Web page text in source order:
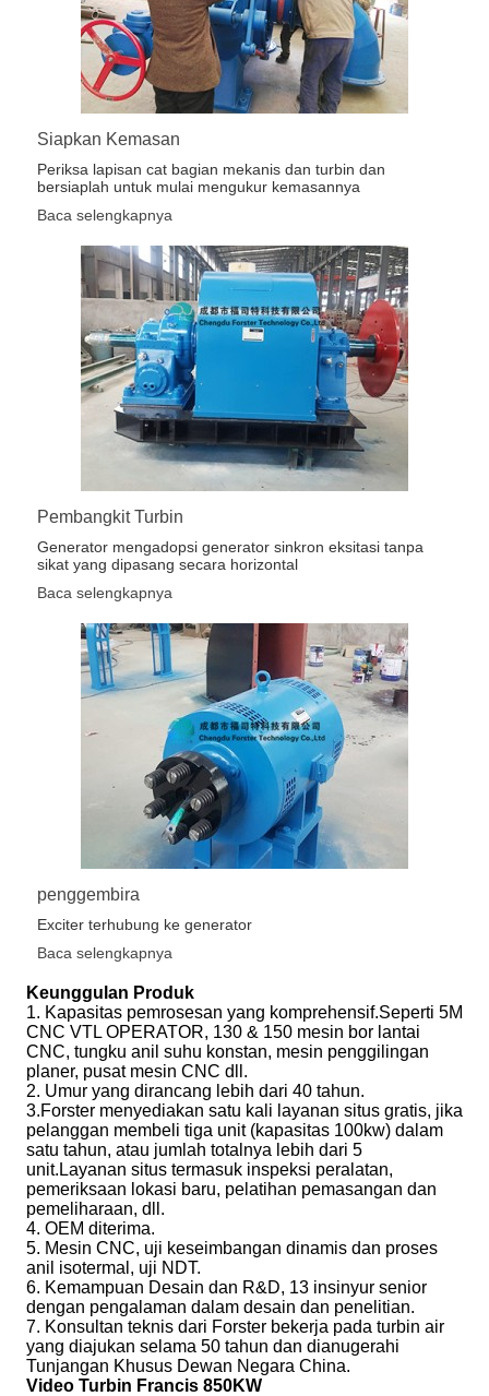
Siapkan Kemasan
Periksa lapisan cat bagian mekanis dan turbin dan
bersiaplah untuk mulai mengukur kemasannya
Baca selengkapnya
Pembangkit Turbin
Generator mengadopsi generator sinkron eksitasi tanpa
sikat yang dipasang secara horizontal
Baca selengkapnya
penggembira
Exciter terhubung ke generator
Baca selengkapnya
Keunggulan Produk
1. Kapasitas pemrosesan yang komprehensif.Seperti 5M
CNC VTL OPERATOR, 130 & 150 mesin bor lantai
CNC, tungku anil suhu konstan, mesin penggilingan
planer, pusat mesin CNC dll.
2. Umur yang dirancang lebih dari 40 tahun.
3.Forster menyediakan satu kali layanan situs gratis, jika
pelanggan membeli tiga unit (kapasitas 100kw) dalam
satu tahun, atau jumlah totalnya lebih dari 5
unit.Layanan situs termasuk inspeksi peralatan,
pemeriksaan lokasi baru, pelatihan pemasangan dan
pemeliharaan, dll.
4. OEM diterima.
5. Mesin CNC, uji keseimbangan dinamis dan proses
anil isotermal, uji NDT.
6. Kemampuan Desain dan R&D, 13 insinyur senior
dengan pengalaman dalam desain dan penelitian.
7. Konsultan teknis dari Forster bekerja pada turbin air
yang diajukan selama 50 tahun dan dianugerahi
Tunjangan Khusus Dewan Negara China.
Video Turbin Francis 850KW